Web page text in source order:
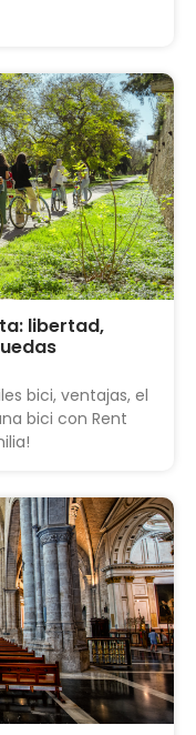
libertad,
bici, ventajas, el
bici con Rent